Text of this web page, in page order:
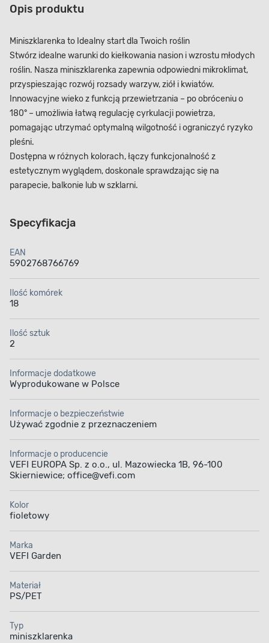
Opis produktu
Miniszklarenka to Idealny start dla Twoich roślin
Stwórz idealne warunki do kiełkowania nasion i wzrostu młodych
roślin. Nasza miniszklarenka zapewnia odpowiedni mikroklimat,
przyspieszając rozwój rozsady warzyw, ziół i kwiatów.
Innowacyjne wieko z funkcją przewietrzania – po obróceniu o
180° – umożliwia łatwą regulację cyrkulacji powietrza,
pomagając utrzymać optymalną wilgotność i ograniczyć ryzyko
pleśni.
Dostępna w różnych kolorach, łączy funkcjonalność z
estetycznym wyglądem, doskonale sprawdzając się na
parapecie, balkonie lub w szklarni.
Specyfikacja
EAN
5902768766769
Ilość komórek
18
Ilość sztuk
2
Informacje dodatkowe
Wyprodukowane w Polsce
Informacje o bezpieczeństwie
Używać zgodnie z przeznaczeniem
Informacje o producencie
VEFI EUROPA Sp. z o.o., ul. Mazowiecka 1B, 96-100
Skierniewice; office@vefi.com
Kolor
fioletowy
Marka
VEFI Garden
Materiał
PS/PET
Typ
miniszklarenka